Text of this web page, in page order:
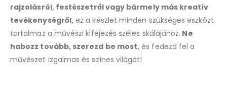
rajzolásról, festészetről vagy bármely más kreatív
tevékenységről, ez a készlet minden szükséges eszközt
tartalmaz a művészi kifejezés széles skálájához. Ne
habozz tovább, szerezd be most, és fedezd fel a
művészet izgalmas és színes világát!